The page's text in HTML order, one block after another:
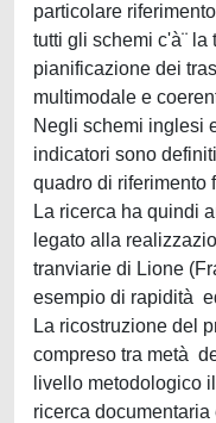
particolare
tutti gli schemi c'à¨
pianificazione dei
multimodale e
Negli schemi inglesi
indicatori sono
quadro di riferimento
La ricerca ha quindi
legato alla
tranviarie di Lione
esempio di rapidità
La ricostruzione del
compreso tra metà
livello metodologico
ricerca